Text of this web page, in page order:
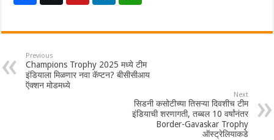
Previous
Champions Trophy 2025 मध्ये टीम
इंडियाला मिळणार नवा कॅप्टन? बीसीसीआय
ऍक्शन मोडमध्ये
Next
सिडनी कसोटीच्या तिसऱ्या दिवशीच टीम
इंडियाची शरणागती, तब्बल 10 वर्षांनंतर
Border-Gavaskar Trophy
ऑस्ट्रेलियाकडे